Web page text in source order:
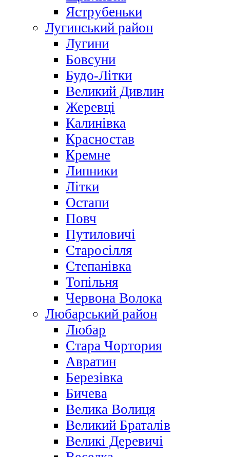
Яструбеньки
Лугинський район
Лугини
Бовсуни
Будо-Літки
Великий Дивлин
Жеревці
Калинівка
Красностав
Кремне
Липники
Літки
Остапи
Повч
Путиловичі
Старосілля
Степанівка
Топільня
Червона Волока
Любарський район
Любар
Стара Чортория
Авратин
Березівка
Бичева
Велика Волиця
Великий Браталів
Великі Деревичі